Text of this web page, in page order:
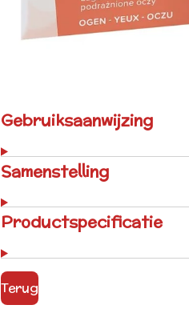
Gebruiksaanwijzing
Samenstelling
Productspecificatie
Terug